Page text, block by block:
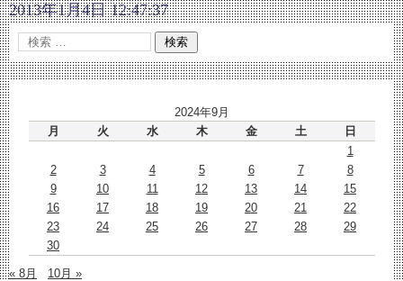
2013年1月4日 12:47:37
2024年9月
月
火 水 木 金 土
日
1
2
3 4 5 6 7
8
9
10 11 12 13 14
15
16
17 18 19 20 21
22
23
24 25 26 27 28
29
30
« 8月 10月 »